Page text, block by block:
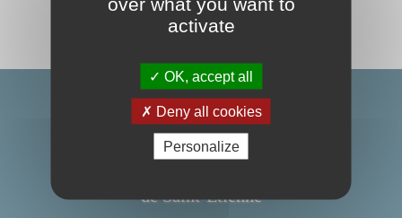
de Saint-Étienne
activate
OK, accept all
Deny all cookies
Personalize